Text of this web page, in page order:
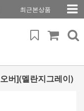
최근본상품
버](멜란지그레이)